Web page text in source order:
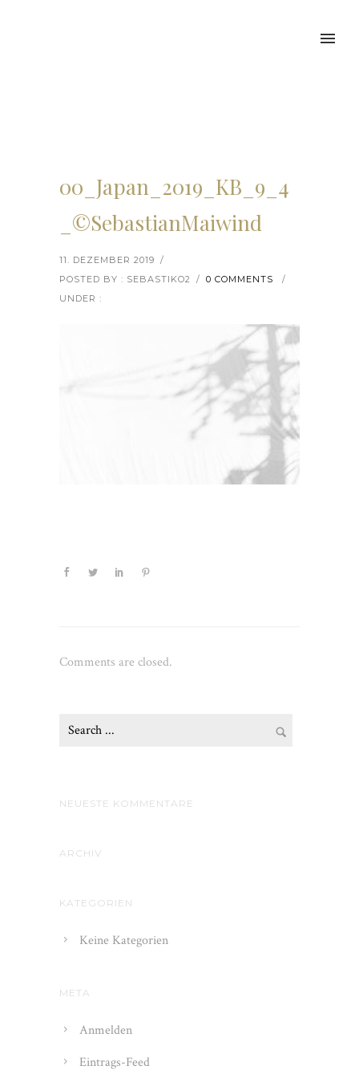
00_Japan_2019_KB_9_4
_©SebastianMaiwind
11. DEZEMBER 2019 /
POSTED BY : SEBASTIKO2 / 0 COMMENTS
/
UNDER :
Comments are closed.
NEUESTE KOMMENTARE
ARCHIV
KATEGORIEN
Keine Kategorien
META
Anmelden
Eintrags-Feed